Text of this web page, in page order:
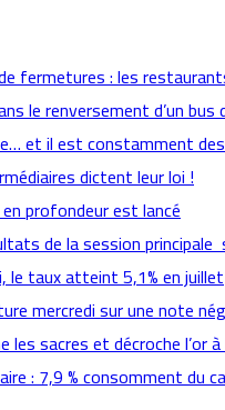
fermetures : les
le renversement d’un
et il est constamment
dictent leur loi !
profondeur est lancé
de la session principale
le taux atteint 5,1% en juillet
mercredi sur une note
sacres et décroche l’or à
: 7,9 % consomment du